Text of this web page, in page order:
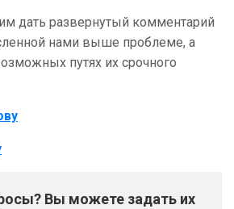
дать развернутый комментарий
нами выше проблеме, а
путях их срочного
Вы можете задать их